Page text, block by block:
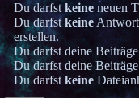
Du darfstkeine neuen
Du darfstkeine
erstellen.
Du darfst deine
Du darfst deine
Du darfst keine